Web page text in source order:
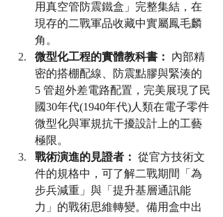
用真空管防震鐵盒」完整集結，在
現存的二戰軍品收藏中實屬鳳毛麟
角。
微型化工程的實體教科書：
內部精
密的搭棚配線、防震點膠與緊湊的
5 管超外差電路配置，完美展現了民
國30年代(1940年代)人類在電子零件
微型化與軍規抗干擾設計上的工藝
極限。
戰術演進的見證者： 從官方技術文
件的規格中，可了解二戰期間「為
步兵減重」與「提升基層通訊能
力」的戰術思維轉變。備用盒中出